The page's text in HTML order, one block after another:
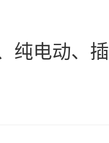
纯电动、插